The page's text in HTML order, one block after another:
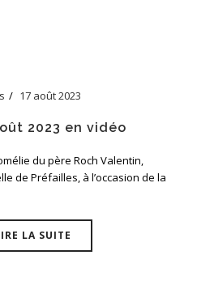
17 août 2023
2023 en vidéo
du père Roch Valentin,
de Préfailles, à l’occasion de la
LA SUITE